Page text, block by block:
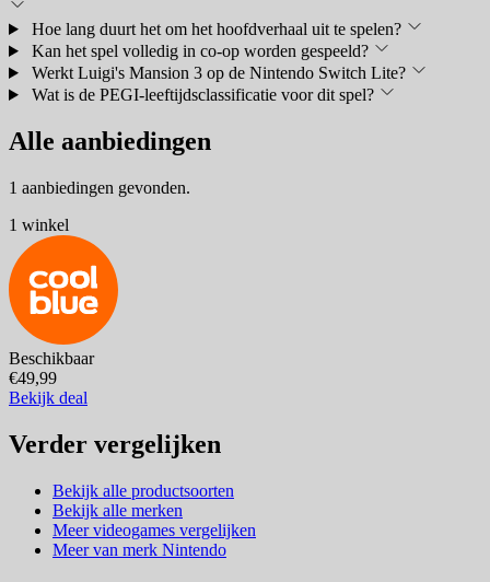
Hoe lang duurt het om het hoofdverhaal uit te spelen?
Kan het spel volledig in co-op worden gespeeld?
Werkt Luigi's Mansion 3 op de Nintendo Switch Lite?
Wat is de PEGI-leeftijdsclassificatie voor dit spel?
Alle aanbiedingen
1 aanbiedingen gevonden.
1 winkel
Beschikbaar
€49,99
Bekijk deal
Verder vergelijken
Bekijk alle productsoorten
Bekijk alle merken
Meer videogames vergelijken
Meer van merk Nintendo